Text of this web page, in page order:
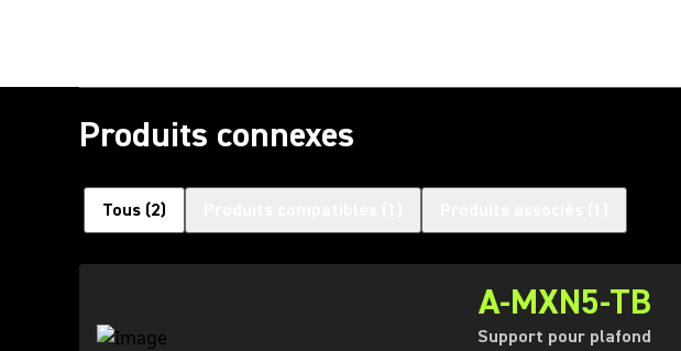
Produits connexes
Tous (2)
A-MXN5-TB
Support pour plafond